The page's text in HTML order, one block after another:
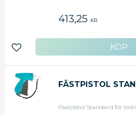
413,25 KR
Lägg till i favoriter
FÄSTPISTOL
Fästpistol Standard för